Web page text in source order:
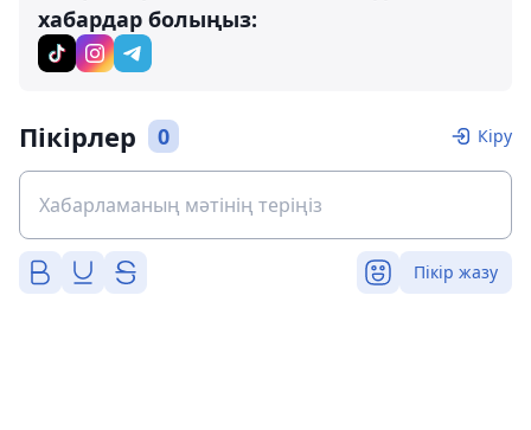
хабардар болыңыз:
Пікірлер 0 Кіру
Пікір жазу